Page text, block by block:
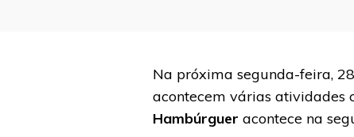
Na próxima segunda-feira,
acontecem várias atividades
Hambúrguer acontece na